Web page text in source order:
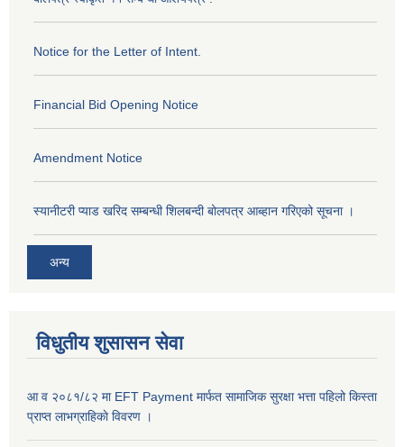
Notice for the Letter of Intent.
Financial Bid Opening Notice
Amendment Notice
स्यानीटरी प्याड खरिद सम्बन्धी शिलबन्दी बोलपत्र आब्हान गरिएको सूचना ।
अन्य
विधुतीय शुसासन सेवा
आ व २०८१/८२ मा EFT Payment मार्फत सामाजिक सुरक्षा भत्ता पहिलो किस्ता
प्राप्त लाभग्राहिकाे विवरण ।